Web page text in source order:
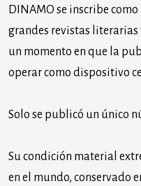
DINAMO se inscribe
grandes revistas literarias
un momento en que la
operar como dispositivo
Solo se publicó un único
Su condición material
en el mundo, conservado